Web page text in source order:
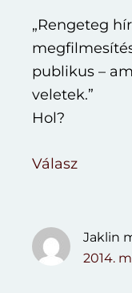
„Rengeteg
publikus –
veletek.”
Hol?
Válasz
Jaklin
2014.